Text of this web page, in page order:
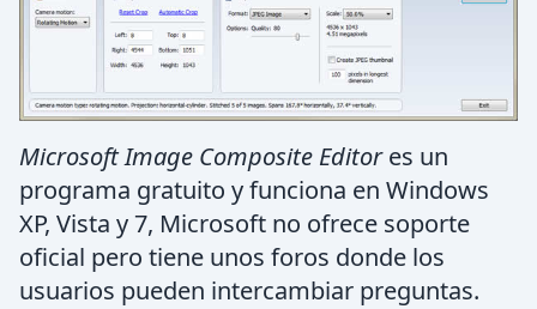
Microsoft Image Composite Editores un
programa gratuito y funciona en Windows
XP, Vista y 7, Microsoft no ofrece soporte
oficial pero tiene unos foros donde los
usuarios pueden intercambiar preguntas.